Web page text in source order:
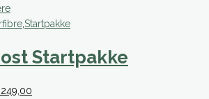
Startpakke
Startpakke
249,00